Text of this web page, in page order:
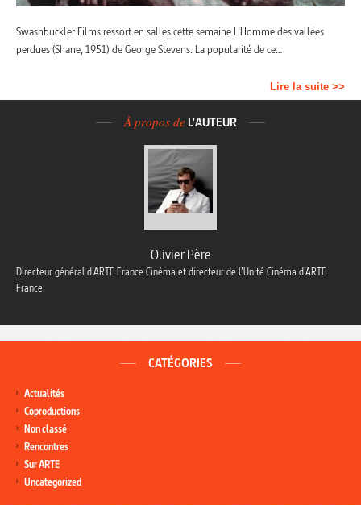
Swashbuckler Films ressort en salles cette semaine L’Homme des vallées
perdues (Shane, 1951) de George Stevens. La popularité de ce…
Lire la suite >>
À propos de L'AUTEUR
Olivier Père
Directeur général d’ARTE France Cinéma et directeur de l’Unité Cinéma d’ARTE
France.
CATÉGORIES
Actualités
Coproductions
Non classé
Rencontres
Sur ARTE
Uncategorized